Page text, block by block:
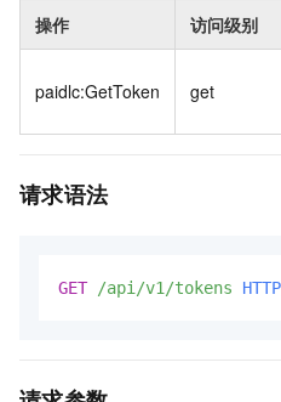
操作 访问级别
paidlc:GetToken get
请求语法
GET /api/v1/tokens